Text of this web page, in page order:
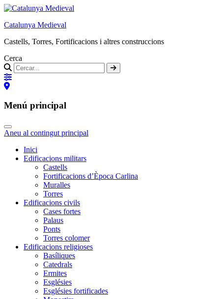
Catalunya Medieval
Castells, Torres, Fortificacions i altres construccions
Cerca
Menú principal
Aneu al contingut principal
Inici
Edificacions militars
Castells
Fortificacions d’Època Carlina
Muralles
Torres
Edificacions civils
Cases fortes
Palaus
Ponts
Torres colomer
Edificacions religioses
Basíliques
Catedrals
Ermites
Esglésies
Esglésies fortificades